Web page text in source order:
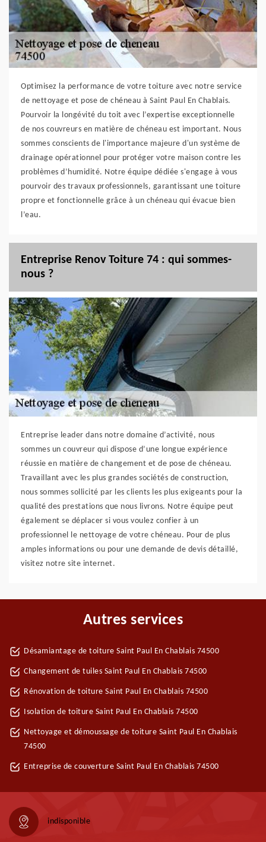
Optimisez la performance de votre toiture avec notre service
de nettoyage et pose de chéneau à Saint Paul En Chablais.
Pourvoir la longévité du toit avec l’expertise exceptionnelle
de nos couvreurs en matière de chéneau est important. Nous
sommes conscients de l'importance majeure d'un système de
drainage opérationnel pour protéger votre maison contre les
problèmes d’humidité. Notre équipe dédiée s'engage à vous
pourvoir des travaux professionnels, garantissant une toiture
propre et fonctionnelle grâce à un chéneau qui évacue bien
l’eau.
Entreprise Renov Toiture 74 : qui sommes-
nous ?
Entreprise leader dans notre domaine d’activité, nous
sommes un couvreur qui dispose d’une longue expérience
réussie en matière de changement et de pose de chéneau.
Travaillant avec les plus grandes sociétés de construction,
nous sommes sollicité par les clients les plus exigeants pour la
qualité des prestations que nous livrons. Notre équipe peut
également se déplacer si vous voulez confier à un
professionnel le nettoyage de votre chéneau. Pour de plus
amples informations ou pour une demande de devis détaillé,
visitez notre site internet.
Autres services
Désamiantage de toiture Saint Paul En Chablais 74500
Changement de tuiles Saint Paul En Chablais 74500
Rénovation de toiture Saint Paul En Chablais 74500
Isolation de toiture Saint Paul En Chablais 74500
Nettoyage et démoussage de toiture Saint Paul En Chablais
74500
Entreprise de couverture Saint Paul En Chablais 74500
indisponible